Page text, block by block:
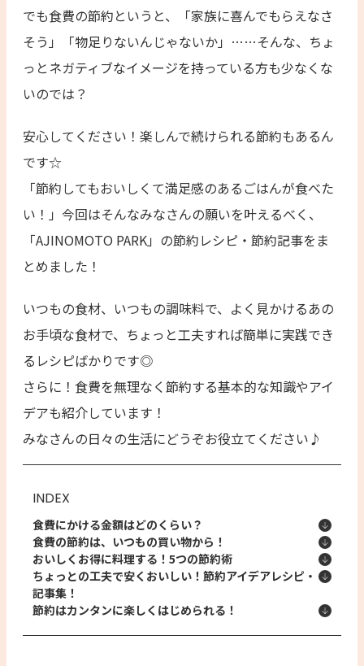
でも食費の節約というと、「家族に喜んでもらえなさ
そう」「物足りないんじゃないか」……そんな、ちょ
っとネガティブなイメージを持っている方も少なくな
いのでは？
安心してください！楽しんで続けられる節約もあるん
です☆
「節約してもおいしくて満足感のあるごはんが食べた
い！」今回はそんなみなさんの願いを叶えるべく、
「AJINOMOTO PARK」の節約レシピ・節約記事をま
とめました！
いつもの食材、いつもの調味料で、よく見かけるあの
お手頃な食材で、ちょっと工夫すれば簡単に実践でき
るレシピばかりです◎
さらに！食費を無理なく節約する基本的な知識やアイ
デアも紹介しています！
みなさんの日々の生活にどうぞお役立てください♪
INDEX
食費にかける金額はどのくらい？
食費の節約は、いつもの買い物から！
おいしくお得に料理する！5つの節約術
ちょっとの工夫で安くおいしい！節約アイデアレシピ・
記事集！
節約はカンタンに楽しくはじめられる！